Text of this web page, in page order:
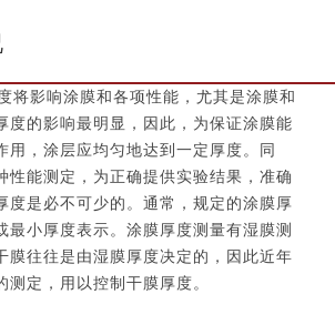
影响涂膜和各项性能，尤其是涂膜和
度的影响最明显，因此，为保证涂膜能
用，涂层应均匀地达到一定厚度。同
性能测定，为正确提供实验结果，准确
度是必不可少的。通常，规定的涂膜厚
最小厚度表示。涂膜厚度测量有湿膜测
膜往往是由湿膜厚度决定的，因此近年
测定，用以控制干膜厚度。